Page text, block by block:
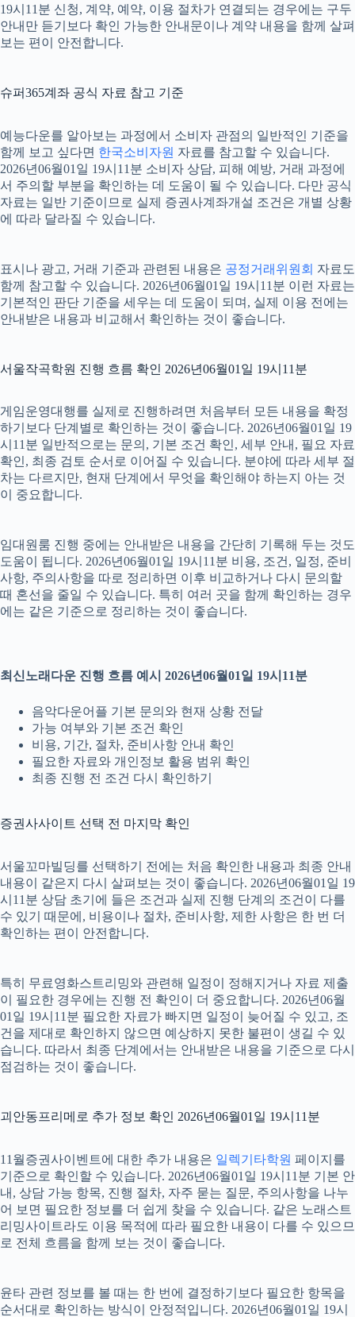
19시11분 신청, 계약, 예약, 이용 절차가 연결되는 경우에는 구두
안내만 듣기보다 확인 가능한 안내문이나 계약 내용을 함께 살펴
보는 편이 안전합니다.
슈퍼365계좌 공식 자료 참고 기준
예능다운를 알아보는 과정에서 소비자 관점의 일반적인 기준을
함께 보고 싶다면 한국소비자원 자료를 참고할 수 있습니다.
2026년06월01일 19시11분 소비자 상담, 피해 예방, 거래 과정에
서 주의할 부분을 확인하는 데 도움이 될 수 있습니다. 다만 공식
자료는 일반 기준이므로 실제 증권사계좌개설 조건은 개별 상황
에 따라 달라질 수 있습니다.
표시나 광고, 거래 기준과 관련된 내용은 공정거래위원회 자료도
함께 참고할 수 있습니다. 2026년06월01일 19시11분 이런 자료는
기본적인 판단 기준을 세우는 데 도움이 되며, 실제 이용 전에는
안내받은 내용과 비교해서 확인하는 것이 좋습니다.
서울작곡학원 진행 흐름 확인 2026년06월01일 19시11분
게임운영대행를 실제로 진행하려면 처음부터 모든 내용을 확정
하기보다 단계별로 확인하는 것이 좋습니다. 2026년06월01일 19
시11분 일반적으로는 문의, 기본 조건 확인, 세부 안내, 필요 자료
확인, 최종 검토 순서로 이어질 수 있습니다. 분야에 따라 세부 절
차는 다르지만, 현재 단계에서 무엇을 확인해야 하는지 아는 것
이 중요합니다.
임대원룸 진행 중에는 안내받은 내용을 간단히 기록해 두는 것도
도움이 됩니다. 2026년06월01일 19시11분 비용, 조건, 일정, 준비
사항, 주의사항을 따로 정리하면 이후 비교하거나 다시 문의할
때 혼선을 줄일 수 있습니다. 특히 여러 곳을 함께 확인하는 경우
에는 같은 기준으로 정리하는 것이 좋습니다.
최신노래다운 진행 흐름 예시 2026년06월01일 19시11분
음악다운어플 기본 문의와 현재 상황 전달
가능 여부와 기본 조건 확인
비용, 기간, 절차, 준비사항 안내 확인
필요한 자료와 개인정보 활용 범위 확인
최종 진행 전 조건 다시 확인하기
증권사사이트 선택 전 마지막 확인
서울꼬마빌딩를 선택하기 전에는 처음 확인한 내용과 최종 안내
내용이 같은지 다시 살펴보는 것이 좋습니다. 2026년06월01일 19
시11분 상담 초기에 들은 조건과 실제 진행 단계의 조건이 다를
수 있기 때문에, 비용이나 절차, 준비사항, 제한 사항은 한 번 더
확인하는 편이 안전합니다.
특히 무료영화스트리밍와 관련해 일정이 정해지거나 자료 제출
이 필요한 경우에는 진행 전 확인이 더 중요합니다. 2026년06월
01일 19시11분 필요한 자료가 빠지면 일정이 늦어질 수 있고, 조
건을 제대로 확인하지 않으면 예상하지 못한 불편이 생길 수 있
습니다. 따라서 최종 단계에서는 안내받은 내용을 기준으로 다시
점검하는 것이 좋습니다.
괴안동프리메로 추가 정보 확인 2026년06월01일 19시11분
11월증권사이벤트에 대한 추가 내용은 일렉기타학원 페이지를
기준으로 확인할 수 있습니다. 2026년06월01일 19시11분 기본 안
내, 상담 가능 항목, 진행 절차, 자주 묻는 질문, 주의사항을 나누
어 보면 필요한 정보를 더 쉽게 찾을 수 있습니다. 같은 노래스트
리밍사이트라도 이용 목적에 따라 필요한 내용이 다를 수 있으므
로 전체 흐름을 함께 보는 것이 좋습니다.
윤타 관련 정보를 볼 때는 한 번에 결정하기보다 필요한 항목을
순서대로 확인하는 방식이 안정적입니다. 2026년06월01일 19시